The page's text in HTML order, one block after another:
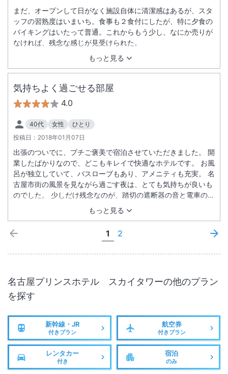
もっと見る
まだ、オープンして日がなく施設自体に清潔感はあるが、スタ
ッフの習熟度はいまいち。食事も２食付にしたが、特に夕食の
バイキングはいたって普通。これからもう少し、なにか売りが
なければ、残念な感じが見受けられた。
気持ちよく過ごせる部屋
4.0
40代 女性
ひとり
投稿日： 2018年01月07日
もっと見る
出張のついでに、プチご褒美で宿泊させていただきました。 開
業したばかりなので、どこもキレイで快適なホテルです。 お風
呂が独立していて、バスローブもあり、アメニティも充実。 名
古屋市街の風景を見ながら過ごす夜は、とても気持ちが良いも
のでした。 少しだけ残念なのが、踏切の遮断器の音と電車の音
が、けっこう大きく聞こえた点です。
1 2
名古屋プリンスホテル スカイタワーの他のプラン
を探す
新幹線・JR
付きプラン
航空券
付きプラン
レンタカー
付き
宿泊
のみ